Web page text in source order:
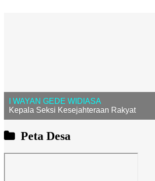
ANAK AGUNG AYU ASTITI UTAMI DEWI
Peta Desa